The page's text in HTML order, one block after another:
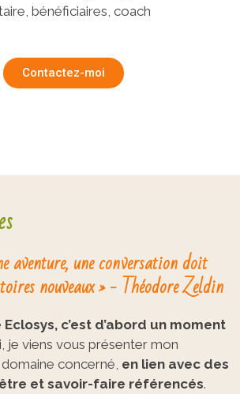
bénéficiaires, coach
Contactez-moi
aventure, une conversation doit
nouveaux » - Théodore Zeldin
c’est d’abord un moment
je viens vous présenter mon
concerné, en lien avec des
et savoir-faire référencés.